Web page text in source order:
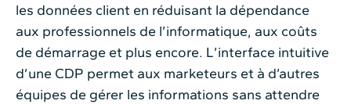
les données client en réduisant la dépendance
aux professionnels de l’informatique, aux coûts
de démarrage et plus encore. L’interface intuitive
d’une CDP permet aux marketeurs et à d’autres
équipes de gérer les informations sans attendre